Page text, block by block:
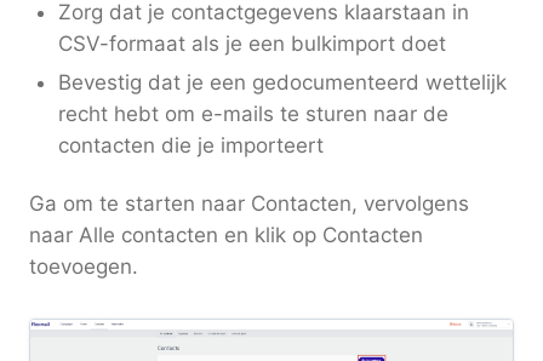
Zorg dat je contactgegevens klaarstaan in
CSV-formaat als je een bulkimport doet
Bevestig dat je een gedocumenteerd wettelijk
recht hebt om e-mails te sturen naar de
contacten die je importeert
Ga om te starten naar Contacten, vervolgens
naar Alle contacten en klik op Contacten
toevoegen.